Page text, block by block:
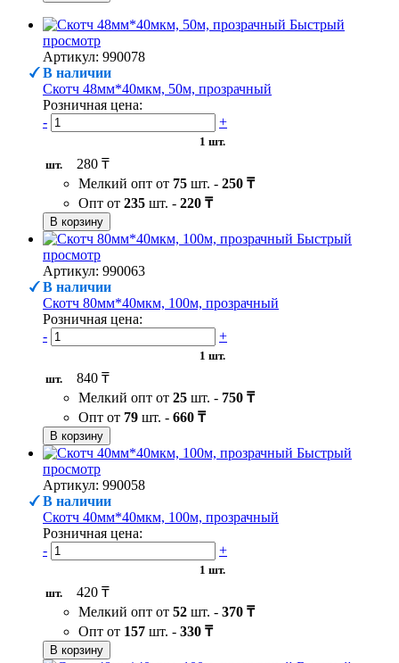
Быстрый
просмотр
Артикул: 990078
В наличии
Скотч 48мм*40мкм, 50м, прозрачный
Розничная цена:
-
+
1 шт.
шт.
280 ₸
Мелкий опт от 75 шт. - 250 ₸
Опт от 235 шт. - 220 ₸
В корзину
Быстрый
просмотр
Артикул: 990063
В наличии
Скотч 80мм*40мкм, 100м, прозрачный
Розничная цена:
-
+
1 шт.
шт.
840 ₸
Мелкий опт от 25 шт. - 750 ₸
Опт от 79 шт. - 660 ₸
В корзину
Быстрый
просмотр
Артикул: 990058
В наличии
Скотч 40мм*40мкм, 100м, прозрачный
Розничная цена:
-
+
1 шт.
шт.
420 ₸
Мелкий опт от 52 шт. - 370 ₸
Опт от 157 шт. - 330 ₸
В корзину